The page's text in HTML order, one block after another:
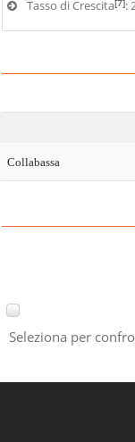
Tasso di Crescita[7]:
Collabassa
Seleziona per